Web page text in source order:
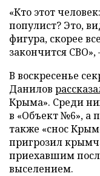
«Кто этот
популист? Это,
фигура, скорее
закончится СВО»,
В воскресенье
Данилов
Крыма». Среди
в «Объект №6», а
также «снос
пригрозил
приехавшим
выселением.